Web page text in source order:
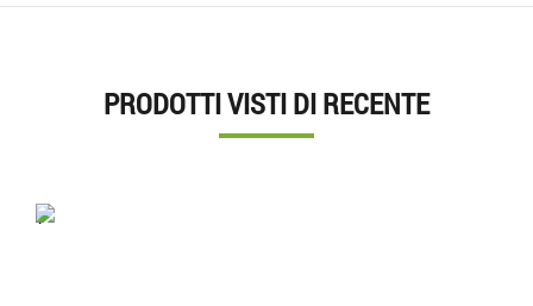
PRODOTTI VISTI DI RECENTE
'.'